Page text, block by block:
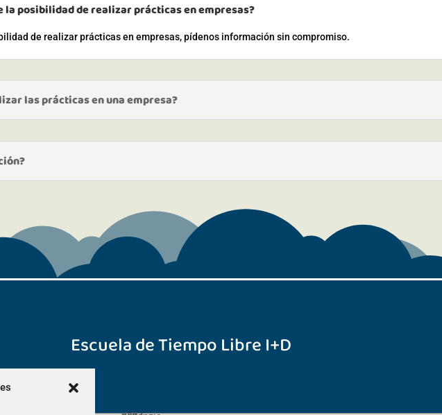
la posibilidad de realizar prácticas en empresas?
de realizar prácticas en empresas, pídenos información sin compromiso.
las prácticas en una empresa?
Escuela de Tiempo Libre I+D